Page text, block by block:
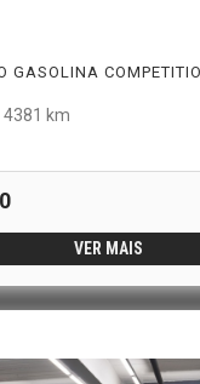
GASOLINA
4381 km
VER MAIS